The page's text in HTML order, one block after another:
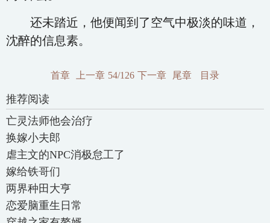
还未踏近，他便闻到了空气中极淡的味道，
沈醉的信息素。
首章 上一章 54/126 下一章 尾章 目录
推荐阅读
亡灵法师他会治疗
换嫁小夫郎
虐主文的NPC消极怠工了
嫁给铁哥们
两界种田大亨
恋爱脑重生日常